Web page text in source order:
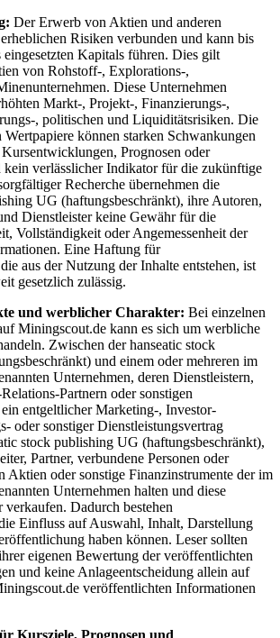
Der Erwerb von Aktien und anderen
Risiken verbunden und kann bis
eingesetzten Kapitals führen. Dies gilt
von Rohstoff-, Explorations-,
Diese Unternehmen
Markt-, Projekt-, Finanzierungs-,
, politischen und Liquiditätsrisiken. Die
Wertpapiere können starken Schwankungen
Prognosen oder
kein verlässlicher Indikator für die zukünftige
Recherche übernehmen die
UG (haftungsbeschränkt), ihre Autoren,
Dienstleister keine Gewähr für die
Vollständigkeit oder Angemessenheit der
Eine Haftung für
aus der Nutzung der Inhalte entstehen, ist
gesetzlich zulässig.
und werblicher Charakter: Bei einzelnen
Miningscout.de kann es sich um werbliche
Zwischen der hanseatic stock
und einem oder mehreren im
Unternehmen, deren Dienstleistern,
Partnern oder sonstigen
entgeltlicher Marketing-, Investor-
oder sonstiger Dienstleistungsvertrag
stock publishing UG (haftungsbeschränkt),
Partner, verbundene Personen oder
Aktien oder sonstige Finanzinstrumente der im
Unternehmen halten und diese
verkaufen. Dadurch bestehen
Einfluss auf Auswahl, Inhalt, Darstellung
haben können. Leser sollten
eigenen Bewertung der veröffentlichten
und keine Anlageentscheidung allein auf
veröffentlichten Informationen